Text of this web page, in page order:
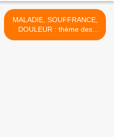
MALADIE, SOUFFRANCE,
DOULEUR : thème des
ateliers Albums de 3 et 10